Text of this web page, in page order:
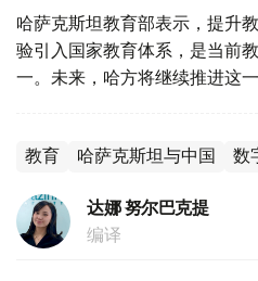
哈萨克斯坦教育部表示，提升
验引入国家教育体系，是当前
一。未来，哈方将继续推进这
教育 哈萨克斯坦与中国 数
达娜 努尔巴克提
编译